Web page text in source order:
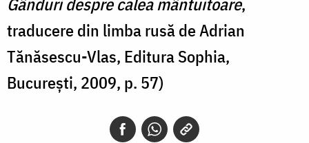
traducere din limba rusă de Adrian
Tănăsescu-Vlas, Editura Sophia,
București, 2009, p. 57)